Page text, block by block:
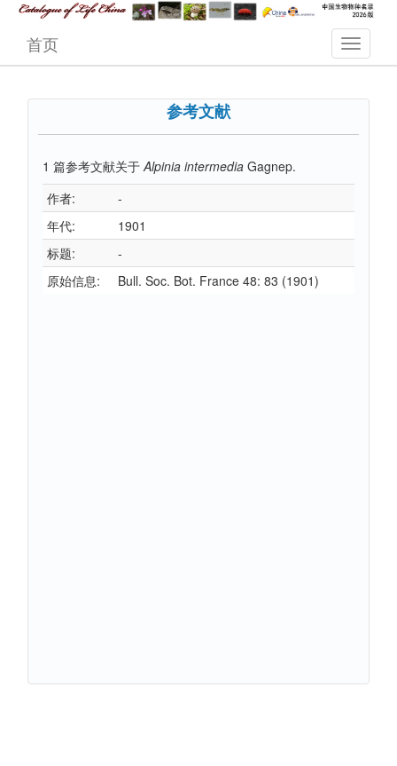
首页
参考文献
1 篇参考文献关于 Alpinia intermedia Gagnep.
作者:
-
年代:
1901
标题:
-
原始信息:
Bull. Soc. Bot. France 48: 83 (1901)